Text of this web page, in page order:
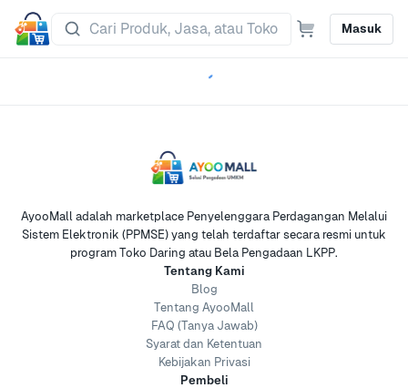
Masuk
AyooMall adalah marketplace Penyelenggara Perdagangan Melalui
Sistem Elektronik (PPMSE) yang telah terdaftar secara resmi untuk
program Toko Daring atau Bela Pengadaan LKPP.
Tentang Kami
Blog
Tentang AyooMall
FAQ (Tanya Jawab)
Syarat dan Ketentuan
Kebijakan Privasi
Pembeli